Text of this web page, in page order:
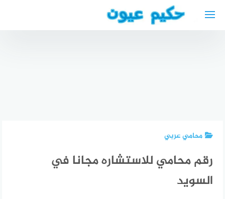
محامي عربي
رقم محامي للاستشاره مجانا في
السويد